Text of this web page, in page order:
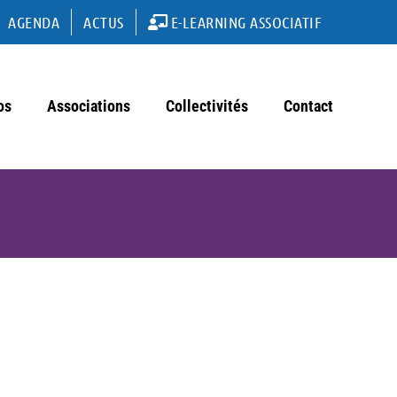
AGENDA ACTUS E-LEARNING ASSOCIATIF
Associations Collectivités Contact